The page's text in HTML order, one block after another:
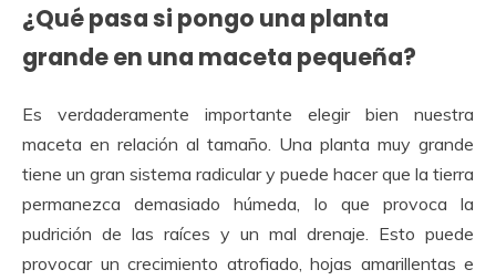
¿Qué pasa si pongo una planta
grande en una maceta pequeña?
Es verdaderamente importante elegir bien nuestra
maceta en relación al tamaño. Una planta muy grande
tiene un gran sistema radicular y puede hacer que la tierra
permanezca demasiado húmeda, lo que provoca la
pudrición de las raíces y un mal drenaje. Esto puede
provocar un crecimiento atrofiado, hojas amarillentas e